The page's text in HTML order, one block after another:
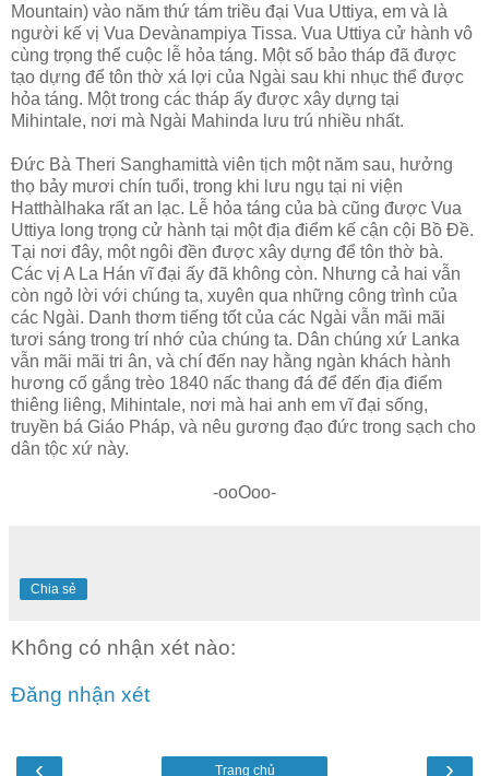
Mountain) vào năm thứ tám triều đại Vua Uttiya, em và là
người kế vị Vua Devànampiya Tissa. Vua Uttiya cử hành vô
cùng trọng thể cuộc lễ hỏa táng. Một số bảo tháp đã được
tạo dựng để tôn thờ xá lợi của Ngài sau khi nhục thể được
hỏa táng. Một trong các tháp ấy được xây dựng tại
Mihintale, nơi mà Ngài Mahinda lưu trú nhiều nhất.
Ðức Bà Theri Sanghamittà viên tịch một năm sau, hưởng
thọ bảy mươi chín tuổi, trong khi lưu ngụ tại ni viện
Hatthàlhaka rất an lạc. Lễ hỏa táng của bà cũng được Vua
Uttiya long trọng cử hành tại một địa điểm kế cận cội Bồ Ðề.
Tại nơi đây, một ngôi đền được xây dựng để tôn thờ bà.
Các vị A La Hán vĩ đại ấy đã không còn. Nhưng cả hai vẫn
còn ngỏ lời với chúng ta, xuyên qua những công trình của
các Ngài. Danh thơm tiếng tốt của các Ngài vẫn mãi mãi
tươi sáng trong trí nhớ của chúng ta. Dân chúng xứ Lanka
vẫn mãi mãi tri ân, và chí đến nay hằng ngàn khách hành
hương cố gắng trèo 1840 nấc thang đá để đến địa điểm
thiêng liêng, Mihintale, nơi mà hai anh em vĩ đại sống,
truyền bá Giáo Pháp, và nêu gương đạo đức trong sạch cho
dân tộc xứ này.
-ooOoo-
Chia sẻ
Không có nhận xét nào:
Đăng nhận xét
‹ ›
Trang chủ